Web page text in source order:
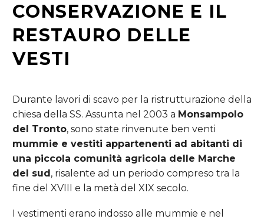
CONSERVAZIONE E IL
RESTAURO DELLE
VESTI
Durante lavori di scavo per la ristrutturazione della
chiesa della SS. Assunta nel 2003 a Monsampolo
del Tronto, sono state rinvenute ben venti
mummie e vestiti appartenenti ad abitanti di
una piccola comunità agricola delle Marche
del sud , risalente ad un periodo compreso tra la
fine del XVIII e la metà del XIX secolo.
I vestimenti erano indosso alle mummie e nel